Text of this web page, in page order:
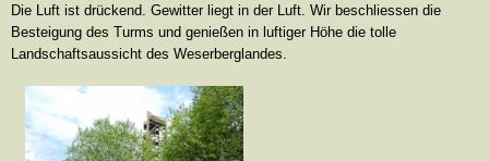
Die Luft ist drückend. Gewitter liegt in der Luft. Wir beschliessen die
Besteigung des Turms und genießen in luftiger Höhe die tolle
Landschaftsaussicht des Weserberglandes.